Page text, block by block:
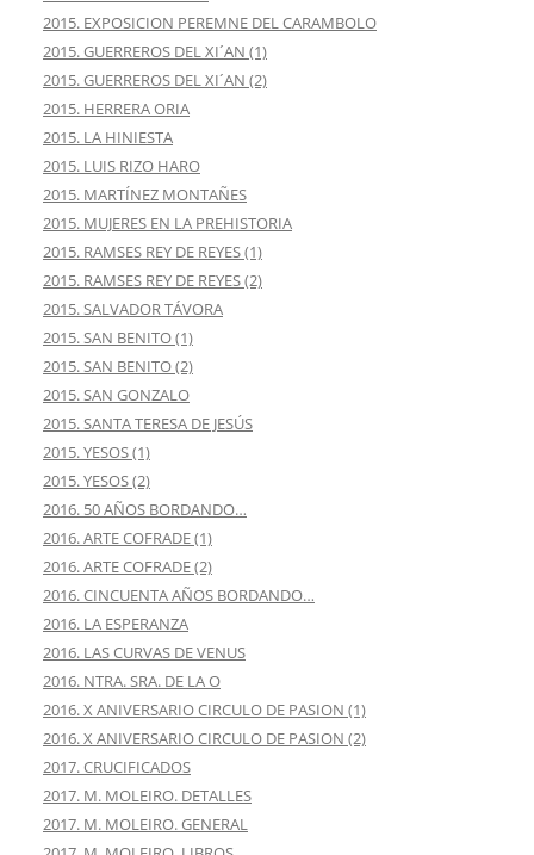
2015. EXPOSICION PEREMNE DEL CARAMBOLO
2015. GUERREROS DEL XI´AN (1)
2015. GUERREROS DEL XI´AN (2)
2015. HERRERA ORIA
2015. LA HINIESTA
2015. LUIS RIZO HARO
2015. MARTÍNEZ MONTAÑES
2015. MUJERES EN LA PREHISTORIA
2015. RAMSES REY DE REYES (1)
2015. RAMSES REY DE REYES (2)
2015. SALVADOR TÁVORA
2015. SAN BENITO (1)
2015. SAN BENITO (2)
2015. SAN GONZALO
2015. SANTA TERESA DE JESÚS
2015. YESOS (1)
2015. YESOS (2)
2016. 50 AÑOS BORDANDO…
2016. ARTE COFRADE (1)
2016. ARTE COFRADE (2)
2016. CINCUENTA AÑOS BORDANDO…
2016. LA ESPERANZA
2016. LAS CURVAS DE VENUS
2016. NTRA. SRA. DE LA O
2016. X ANIVERSARIO CIRCULO DE PASION (1)
2016. X ANIVERSARIO CIRCULO DE PASION (2)
2017. CRUCIFICADOS
2017. M. MOLEIRO. DETALLES
2017. M. MOLEIRO. GENERAL